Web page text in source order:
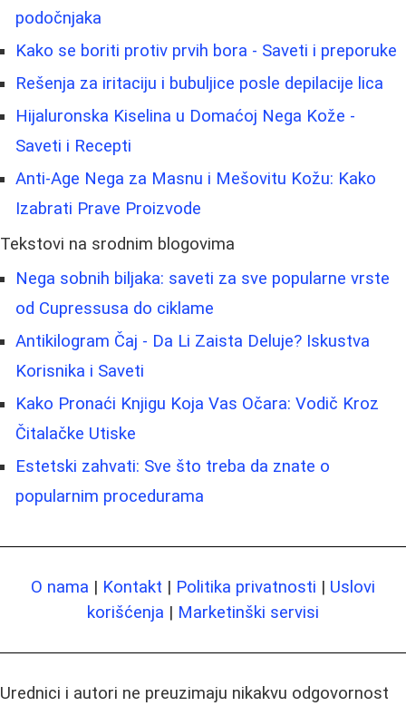
podočnjaka
Kako se boriti protiv prvih bora - Saveti i preporuke
Rešenja za iritaciju i bubuljice posle depilacije lica
Hijaluronska Kiselina u Domaćoj Nega Kože -
Saveti i Recepti
Anti-Age Nega za Masnu i Mešovitu Kožu: Kako
Izabrati Prave Proizvode
Tekstovi na srodnim blogovima
Nega sobnih biljaka: saveti za sve popularne vrste
od Cupressusa do ciklame
Antikilogram Čaj - Da Li Zaista Deluje? Iskustva
Korisnika i Saveti
Kako Pronaći Knjigu Koja Vas Očara: Vodič Kroz
Čitalačke Utiske
Estetski zahvati: Sve što treba da znate o
popularnim procedurama
O nama | Kontakt | Politika privatnosti | Uslovi
korišćenja | Marketinški servisi
Urednici i autori ne preuzimaju nikakvu odgovornost